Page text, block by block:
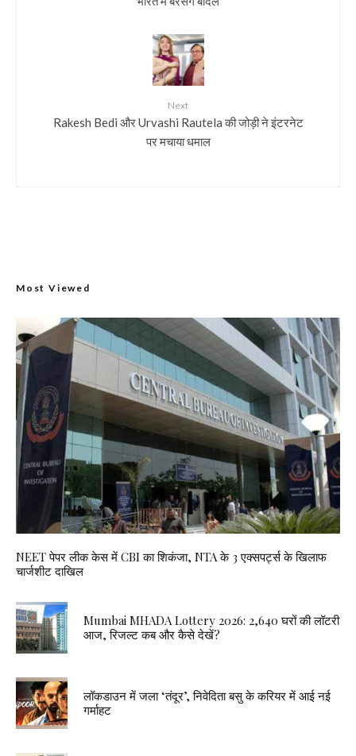
Next
Rakesh Bedi और Urvashi Rautela की जोड़ी ने इंटरनेट
पर मचाया धमाल
Most Viewed
NEET पेपर लीक केस में CBI का शिकंजा, NTA के 3 एक्सपर्ट्स के खिलाफ
चार्जशीट दाखिल
Mumbai MHADA Lottery 2026: 2,640 घरों की लॉटरी
आज, रिजल्ट कब और कैसे देखें?
लॉकडाउन में जला ‘तंदूर’, निवेदिता बसु के करियर में आई नई
गर्माहट